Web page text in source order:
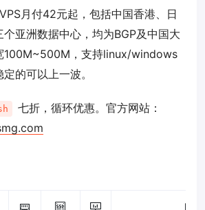
月付42元起，包括中国香港、日
亚洲数据中心，均为BGP及中国大
100M~500M，支持linux/windows
的可以上一波。
七折，循环优惠。官方网站：